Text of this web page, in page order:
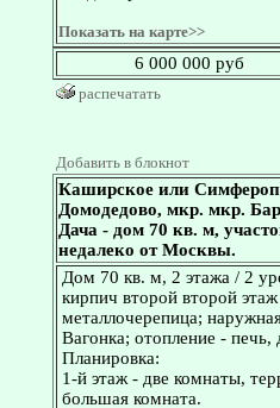
Показать на карте>>
6 000 000 руб
распечатать
Добавить в блокнот
Каширское или
Домодедово, мкр. мкр.
Дача - дом 70 кв. м,
недалеко от Москвы.
Дом 70 кв. м, 2 этажа / 2
кирпич второй второй
металлочерепица;
Вагонка; отопление -
Планировка:
1-й этаж - две комнаты,
большая комната.